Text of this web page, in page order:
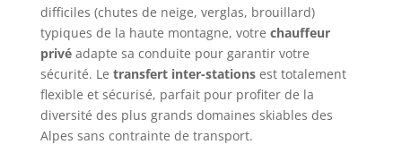
difficiles (chutes de neige, verglas, brouillard)
typiques de la haute montagne, votre chauffeur
privéadapte sa conduite pour garantir votre
sécurité. Le transfert inter-stationsest totalement
flexible et sécurisé, parfait pour profiter de la
diversité des plus grands domaines skiables des
Alpes sans contrainte de transport.